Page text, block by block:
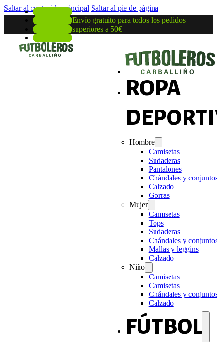
Saltar al contenido principal Saltar al pie de página
Envío gratuito para todos los pedidos
superiores a 50€
ROPA
Hombre
Camisetas
Sudaderas
Pantalones
Chándales y
Calzado
Gorras
Mujer
Camisetas
Tops
Sudaderas
Chándales y
Mallas y leggins
Calzado
Niño
Camisetas
Camisetas
Chándales y
Calzado
FÚTBOL